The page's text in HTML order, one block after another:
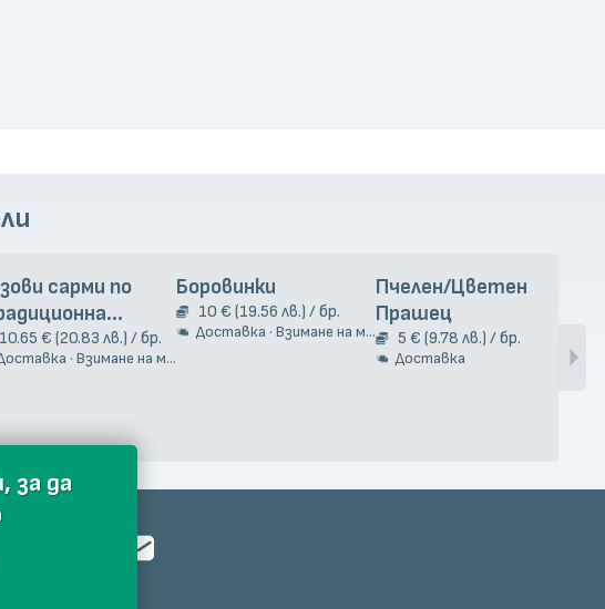
сарми по
рецепта 2кг.
10.65 € (20.83 лв.) / бр.
· Взимане на място
Боровинки
10 € (19.56 лв.) / бр.
Доставка · Взимане на място
Пчелен/Цветен
Прашец
5 € (9.78 лв.) / бр.
Доставка
за да